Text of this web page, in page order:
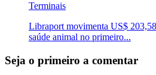
Terminais
Libraport movimenta US$
saúde animal no primeiro...
Seja o primeiro a comentar